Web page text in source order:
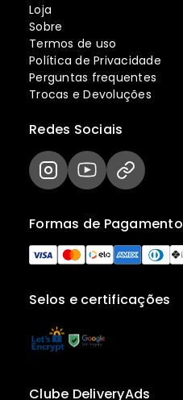
Loja
Sobre
Termos de uso
Política de Privacidade
Perguntas frequentes
Trocas e Devoluções
Selos e certificações
Formas de Pagamento
Redes Sociais
Clube DeliveryAds